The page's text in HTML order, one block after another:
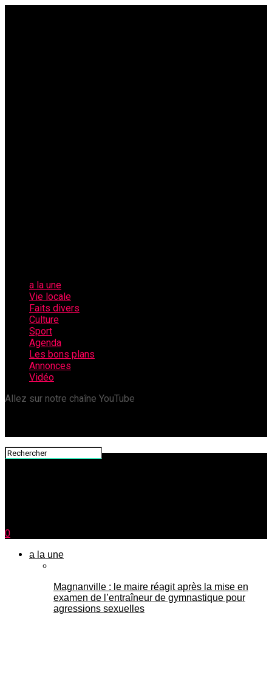
a la une
Vie locale
Faits divers
Culture
Sport
Agenda
Les bons plans
Annonces
Vidéo
Allez sur notre chaîne YouTube
0
a la une
Magnanville : le maire réagit après la mise en
examen de l’entraîneur de gymnastique pour
agressions sexuelles